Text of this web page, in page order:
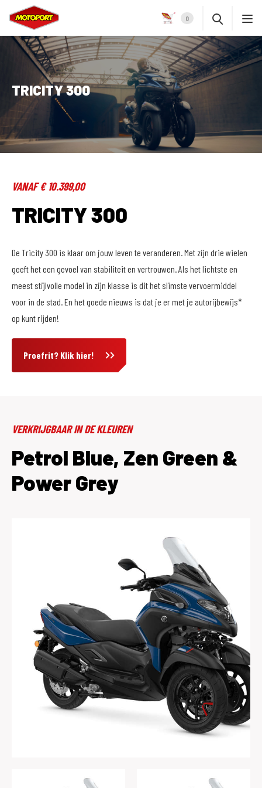
0
TRICITY 300
VANAF € 10.399,00
TRICITY 300
De Tricity 300 is klaar om jouw leven te veranderen. Met zijn drie wielen
geeft het een gevoel van stabiliteit en vertrouwen. Als het lichtste en
meest stijlvolle model in zijn klasse is dit het slimste vervoermiddel
voor in de stad. En het goede nieuws is dat je er met je autorijbewijs*
op kunt rijden!
Proefrit? Klik hier!
VERKRIJGBAAR IN DE KLEUREN
Petrol Blue, Zen Green &
Power Grey